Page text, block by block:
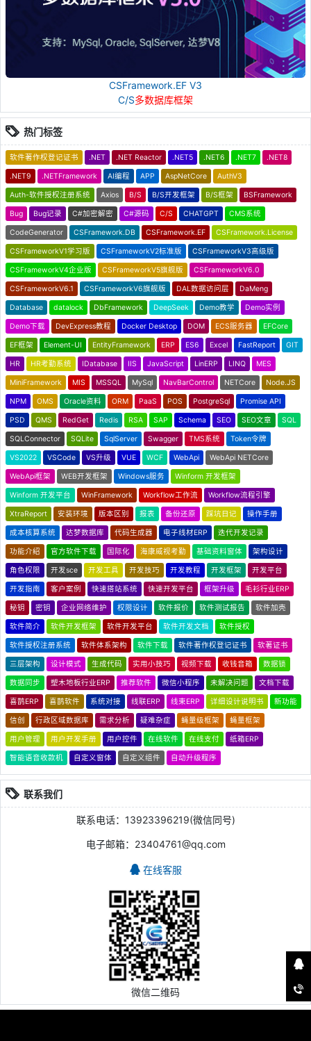
CSFramework.EF V3
C/S多数据库框架
热门标签
软件著作权登记证书 .NET .NET Reactor .NET5 .NET6 .NET7 .NET8
.NET9 .NETFramework AI编程 APP AspNetCore AuthV3
Auth-软件授权注册系统 Axios B/S B/S开发框架 B/S框架 BSFramework
Bug Bug记录 C#加密解密 C#源码 C/S CHATGPT CMS系统
CodeGenerator CSFramework.DB CSFramework.EF CSFramework.License
CSFrameworkV1学习版 CSFrameworkV2标准版 CSFrameworkV3高级版
CSFrameworkV4企业版 CSFrameworkV5旗舰版 CSFrameworkV6.0
CSFrameworkV6.1 CSFrameworkV6旗舰版 DAL数据访问层 DaMeng
Database datalock DbFramework DeepSeek Demo教学 Demo实例
Demo下载 DevExpress教程 Docker Desktop DOM ECS服务器 EFCore
EF框架 Element-UI EntityFramework ERP ES6 Excel FastReport GIT
HR HR考勤系统 IDatabase IIS JavaScript LinERP LINQ MES
MiniFramework MIS MSSQL MySql NavBarControl NETCore Node.JS
NPM OMS Oracle资料 ORM PaaS POS PostgreSql Promise API
PSD QMS RedGet Redis RSA SAP Schema SEO SEO文章 SQL
SQLConnector SQLite SqlServer Swagger TMS系统 Token令牌
VS2022 VSCode VS升级 VUE WCF WebApi WebApi NETCore
WebApi框架 WEB开发框架 Windows服务 Winform 开发框架
Winform 开发平台 WinFramework Workflow工作流 Workflow流程引擎
XtraReport 安装环境 版本区别 报表 备份还原 踩坑日记 操作手册
成本核算系统 达梦数据库 代码生成器 电子线材ERP 迭代开发记录
功能介绍 官方软件下载 国际化 海康威视考勤 基础资料窗体 架构设计
角色权限 开发sce 开发工具 开发技巧 开发教程 开发框架 开发平台
开发指南 客户案例 快速搭站系统 快速开发平台 框架升级 毛衫行业ERP
秘钥 密钥 企业网络维护 权限设计 软件报价 软件测试报告 软件加壳
软件简介 软件开发框架 软件开发平台 软件开发文档 软件授权
软件授权注册系统 软件体系架构 软件下载 软件著作权登记证书 软著证书
三层架构 设计模式 生成代码 实用小技巧 视频下载 收钱音箱 数据锁
数据同步 塑木地板行业ERP 推荐软件 微信小程序 未解决问题 文档下载
喜鹊ERP 喜鹊软件 系统对接 线联ERP 线束ERP 详细设计说明书 新功能
信创 行政区域数据库 需求分析 疑难杂症 蝇量级框架 蝇量框架
用户管理 用户开发手册 用户控件 在线软件 在线支付 纸箱ERP
智能语音收款机 自定义窗体 自定义组件 自动升级程序
联系我们
联系电话：13923396219(微信同号)
电子邮箱：23404761@qq.com
在线客服
微信二维码